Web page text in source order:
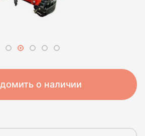
о наличии